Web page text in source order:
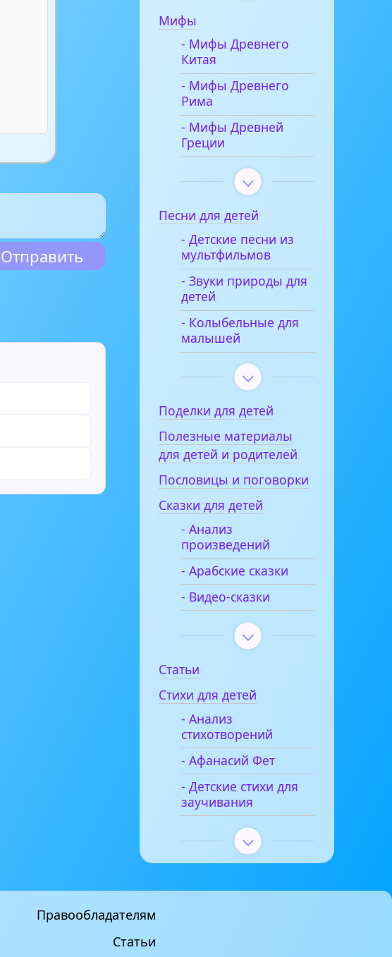
Мифы
- Мифы Древнего
Китая
- Мифы Древнего
Рима
- Мифы Древней
Греции
Песни для детей
- Детские песни из
мультфильмов
- Звуки природы для
детей
- Колыбельные для
малышей
Поделки для детей
Полезные материалы
для детей и родителей
Пословицы и поговорки
Сказки для детей
- Анализ
произведений
- Арабские сказки
- Видео-сказки
Статьи
Стихи для детей
- Анализ
стихотворений
- Афанасий Фет
- Детские стихи для
заучивания
Правообладателям
Статьи